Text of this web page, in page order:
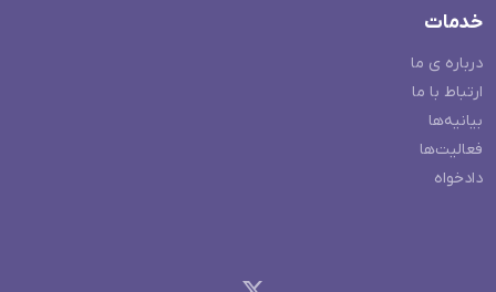
خدمات
درباره ی ما
ارتباط با ما
بیانیه‌ها
فعالیت‌ها
دادخواه